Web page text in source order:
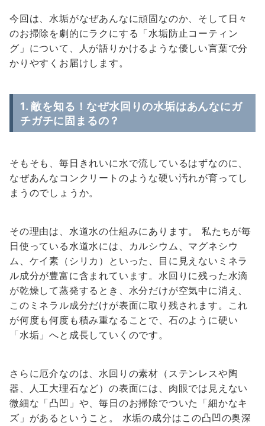
今回は、水垢がなぜあんなに頑固なのか、そして日々
のお掃除を劇的にラクにする「水垢防止コーティン
グ」について、人が語りかけるような優しい言葉で分
かりやすくお届けします。
1. 敵を知る！なぜ水回りの水垢はあんなにガ
チガチに固まるの？
そもそも、毎日きれいに水で流しているはずなのに、
なぜあんなコンクリートのような硬い汚れが育ってし
まうのでしょうか。
その理由は、水道水の仕組みにあります。 私たちが毎
日使っている水道水には、カルシウム、マグネシウ
ム、ケイ素（シリカ）といった、目に見えないミネラ
ル成分が豊富に含まれています。水回りに残った水滴
が乾燥して蒸発するとき、水分だけが空気中に消え、
このミネラル成分だけが表面に取り残されます。これ
が何度も何度も積み重なることで、石のように硬い
「水垢」へと成長していくのです。
さらに厄介なのは、水回りの素材（ステンレスや陶
器、人工大理石など）の表面には、肉眼では見えない
微細な「凸凹」や、毎日のお掃除でついた「細かなキ
ズ」があるということ。 水垢の成分はこの凸凹の奥深